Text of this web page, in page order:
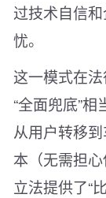
过技术自信
忧。
这一模式在
“全面兜底”
从用户转移
本（无需担
立法提供了“